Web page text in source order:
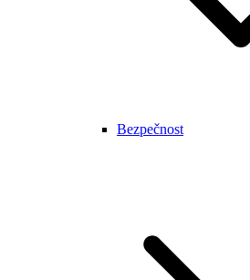
Bezpečnost